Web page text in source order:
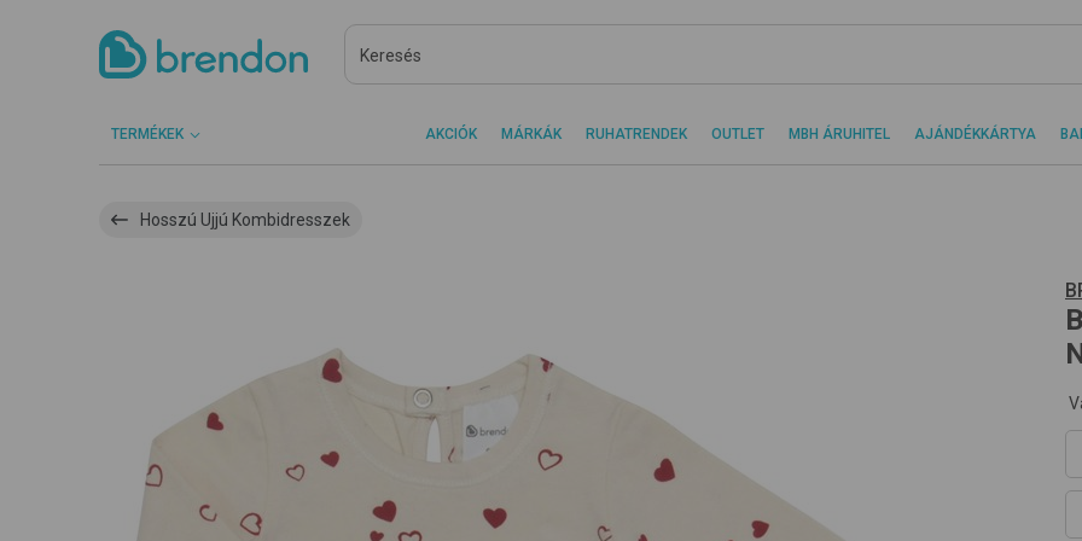
TERMÉKEK AKCIÓK MÁRKÁK RUHATRENDEK OUTLET MBH ÁRUHITEL AJÁNDÉKKÁRTYA
Hosszú Ujjú Kombidresszek